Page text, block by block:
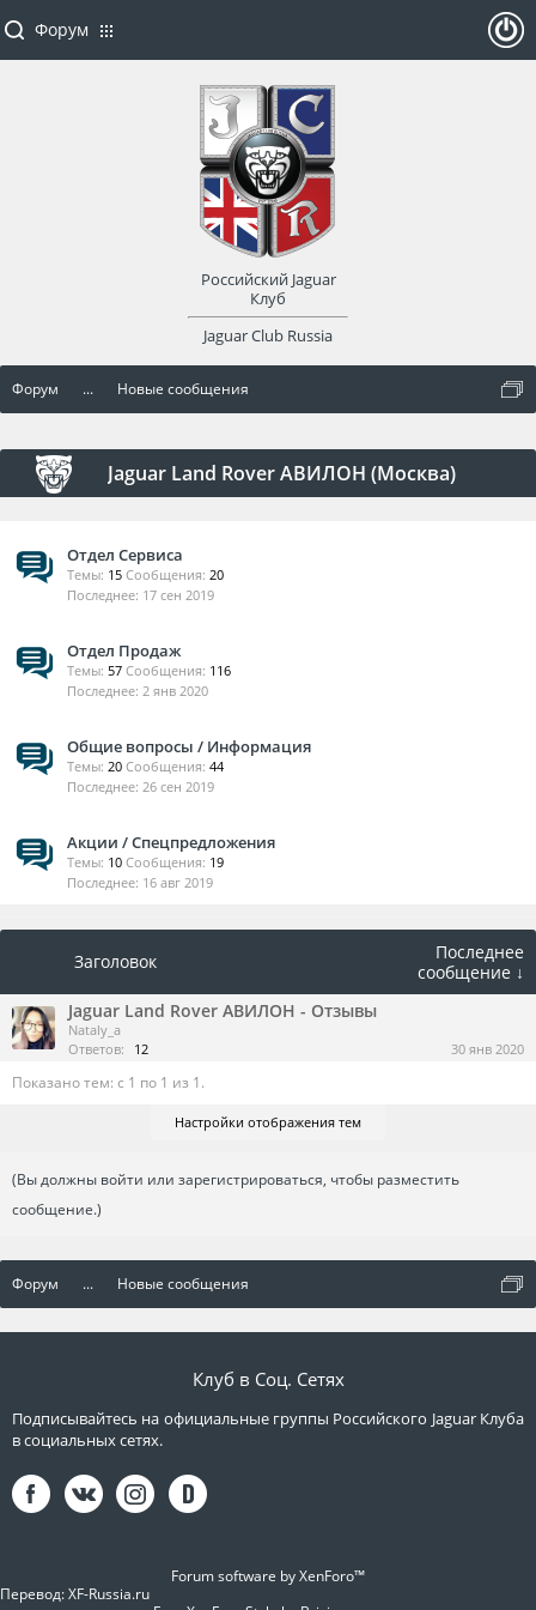
Форум ... Новые сообщения
Jaguar Land Rover АВИЛОН (Москва)
Отдел Сервиса
Темы: 15 Сообщения: 20
17 сен 2019
Отдел Продаж
Темы: 57 Сообщения: 116
2 янв 2020
Общие вопросы / Информация
Темы: 20 Сообщения: 44
26 сен 2019
Акции / Спецпредложения
Темы: 10 Сообщения: 19
16 авг 2019
Заголовок
Последнее
сообщение ↓
Jaguar Land Rover АВИЛОН - Отзывы
Nataly_a
Ответов:
12 30 янв 2020
Показано тем: с 1 по 1 из 1.
Настройки отображения тем
(Вы должны войти или зарегистрироваться, чтобы разместить
сообщение.)
Форум ... Новые сообщения
Форум
Российский Jaguar
Клуб
Jaguar Club Russia
оват
Клуб в Соц. Сетях
Подписывайтесь на официальные группы Российского Jaguar Клуба
в социальных сетях.
Forum software by XenForo™
Перевод:XF-Russia.ru